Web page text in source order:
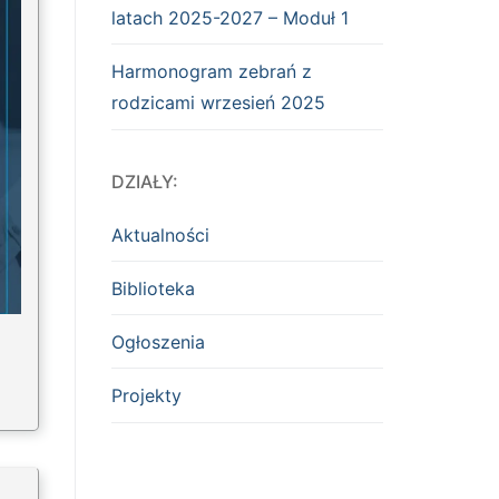
latach 2025-2027 – Moduł 1
Harmonogram zebrań z
rodzicami wrzesień 2025
DZIAŁY:
Aktualności
Biblioteka
Ogłoszenia
Projekty